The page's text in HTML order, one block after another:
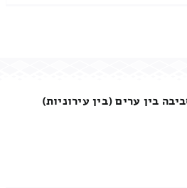
בין ערים (בין עירוניות)